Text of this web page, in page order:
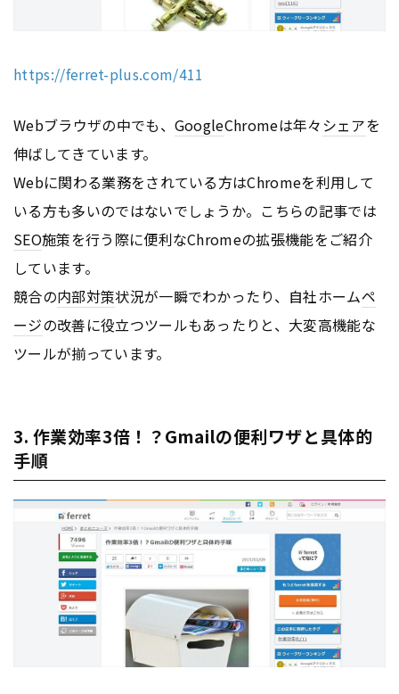
https://ferret-plus.com/411
Webブラウザの中でも、 GoogleChromeは年々 シェアを
伸ばしてきています。
Webに関わる業務をされている方はChromeを利用して
いる方も多いのではないでしょうか。こちらの記事では
SEO施策を行う際に便利なChromeの拡張機能をご紹介
しています。
競合の内部対策状況が一瞬でわかったり、自社ホームペ
ージの改善に役立つツールもあったりと、大変高機能な
ツールが揃っています。
3. 作業効率3倍！？Gmailの便利ワザと具体的
手順